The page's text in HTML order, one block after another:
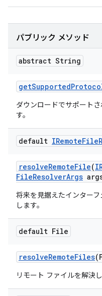
パブリック メソッド
abstract String
getSupported
ダウンロードでサポート
す。
default IRemoteFile
resolveRemoteFile(
FileResolverArgs
将来を見据えたインター
します。
default File
resolveRemoteFiles
リモート ファイルを解決し